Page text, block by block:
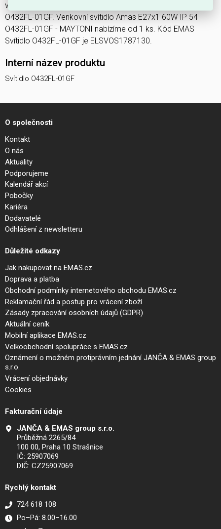
výrobce Maytoni, EAN 4099776082767, kód dodavatele
O432FL-01GF. Venkovní svítidlo Amas E27x1 60W IP 54
O432FL-01GF - MAYTONI nabízíme od 1 ks. Kód EMAS
Svítidlo O432FL-01GF je ELSVOS1787130.
Interní název produktu
Svítidlo O432FL-01GF
O společnosti
Kontakt
O nás
Aktuality
Podporujeme
Kalendář akcí
Pobočky
Kariéra
Dodavatelé
Odhlášení z newsletteru
Důležité odkazy
Jak nakupovat na EMAS.cz
Doprava a platba
Obchodní podmínky internetového obchodu EMAS.cz
Reklamační řád a postup pro vrácení zboží
Zásady zpracování osobních údajů (GDPR)
Aktuální ceník
Mobilní aplikace EMAS.cz
Velkoobchodní spolupráce s EMAS.cz
Oznámení o možném protiprávním jednání JANČA & EMAS group
s.r.o.
Vrácení objednávky
Cookies
Fakturační údaje
JANČA & EMAS group s.r.o.
Průběžná 2265/84
100 00, Praha 10 Strašnice
IČ: 25907069
DIČ: CZ25907069
Rychlý kontakt
724 618 108
Po–Pá: 8.00–16.00